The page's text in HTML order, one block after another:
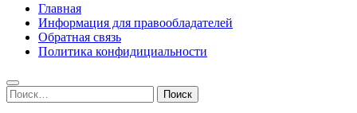
Главная
Информация для правообладателей
Обратная связь
Политика конфидициальности
Найти: